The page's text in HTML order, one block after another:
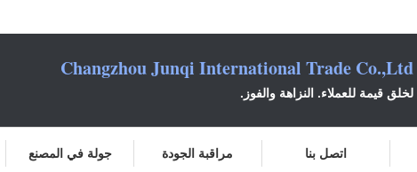
Changzhou Junqi International Trade Co.,Ltd
لخلق قيمة للعملاء. النزاهة والفوز.
جولة في المصنع مراقبة الجودة اتصل بنا